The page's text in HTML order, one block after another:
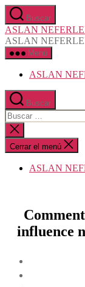
Saltar
al
contenido
Buscar
ASLAN
ASLAN
Menú
ASLAN
Buscar
Buscar:
Cerrar
la
búsqueda
Cerrar el menú
ASLAN
influence